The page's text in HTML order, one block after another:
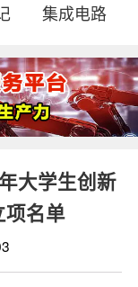
集成电路
大学生创新
项名单